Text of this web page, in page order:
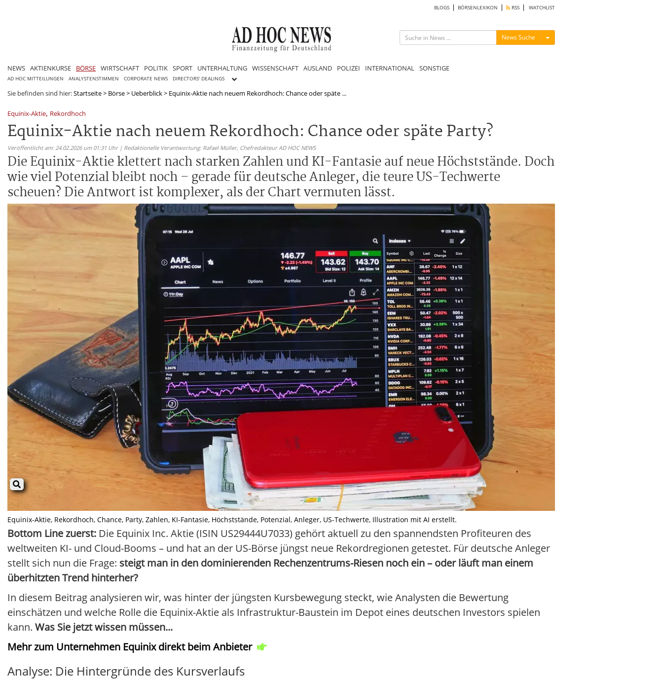
BLOGS BÖRSENLEXIKON RSS WATCHLIST
News Suche Menü ein-/ausblenden
NEWS AKTIENKURSE BÖRSE WIRTSCHAFT POLITIK SPORT UNTERHALTUNG WISSENSCHAFT AUSLAND POLIZEI INTERNATIONAL SONSTIGE
AD HOC MITTEILUNGEN ANALYSTENSTIMMEN CORPORATE NEWS DIRECTORS' DEALINGS
Sie befinden sind hier:Startseite> Börse> Ueberblick> Equinix-Aktie nach neuem Rekordhoch: Chance oder späte ...
Equinix-Aktie, Rekordhoch
Equinix-Aktie nach neuem Rekordhoch: Chance oder späte Party?
Veröffentlicht am: 24.02.2026 um 01:31 Uhr | Redaktionelle Verantwortung: Rafael Müller, Chefredakteur AD HOC NEWS
Die Equinix-Aktie klettert nach starken Zahlen und KI-Fantasie auf neue Höchststände. Doch
wie viel Potenzial bleibt noch – gerade für deutsche Anleger, die teure US-Techwerte
scheuen? Die Antwort ist komplexer, als der Chart vermuten lässt.
Equinix-Aktie, Rekordhoch, Chance, Party, Zahlen, KI-Fantasie, Höchststände, Potenzial, Anleger, US-Techwerte, Illustration mit AI erstellt.
Bottom Line zuerst: Die Equinix Inc. Aktie (ISIN US29444U7033) gehört aktuell zu den spannendsten Profiteuren des
weltweiten KI- und Cloud-Booms – und hat an der US-Börse jüngst neue Rekordregionen getestet. Für deutsche Anleger
stellt sich nun die Frage: steigt man in den dominierenden Rechenzentrums-Riesen noch ein – oder läuft man einem
überhitzten Trend hinterher?
In diesem Beitrag analysieren wir, was hinter der jüngsten Kursbewegung steckt, wie Analysten die Bewertung
einschätzen und welche Rolle die Equinix-Aktie als Infrastruktur-Baustein im Depot eines deutschen Investors spielen
kann. Was Sie jetzt wissen müssen...
Mehr zum Unternehmen Equinix direkt beim Anbieter
Analyse: Die Hintergründe des Kursverlaufs